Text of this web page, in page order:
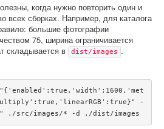
когда нужно повторить один и
всех сборках. Например, для каталога
большие фотографии
75, ширина ограничивается
складывается в
dist/images .
-
./src/images/* -d ./dist/images